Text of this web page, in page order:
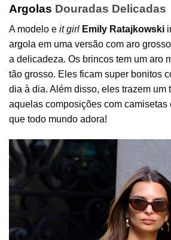
Argolas Douradas Delicadas
A modelo e it girl Emily Ratajkowski
argola em uma versão com aro
a delicadeza. Os brincos tem um aro
tão grosso. Eles ficam super bonitos
dia à dia. Além disso, eles trazem um
aquelas composições com camisetas
que todo mundo adora!